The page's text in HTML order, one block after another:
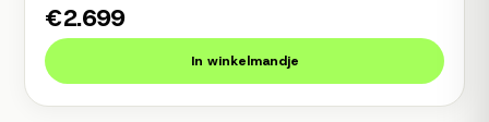
€2.699
In winkelmandje